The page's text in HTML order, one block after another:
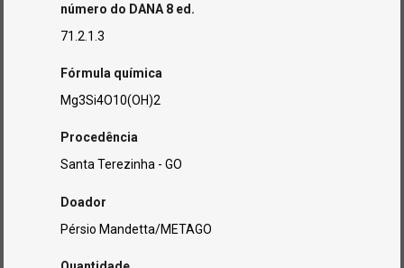
número do DANA 8 ed.
71.2.1.3
Fórmula química
Mg3Si4O10(OH)2
Procedência
Santa Terezinha - GO
Doador
Pérsio Mandetta/METAGO